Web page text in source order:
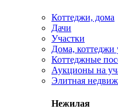
Коттеджи, дома
Дачи
Участки
Дома, коттеджи
Коттеджные
Аукционы на
Элитная
Нежилая